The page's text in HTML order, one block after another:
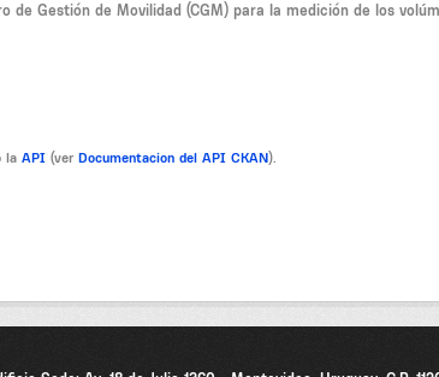
de Gestión de Movilidad (CGM) para la medición de los
la API (ver Documentacion del API CKAN).